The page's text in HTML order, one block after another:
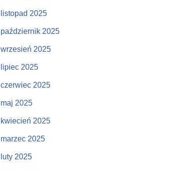
listopad 2025
październik 2025
wrzesień 2025
lipiec 2025
czerwiec 2025
maj 2025
kwiecień 2025
marzec 2025
luty 2025